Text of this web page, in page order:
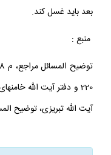
بعد بايد غسل كند.
منبع :
آيت الله تبريزى، توضيح